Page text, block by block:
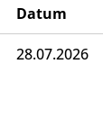
Datum
28.07.2026